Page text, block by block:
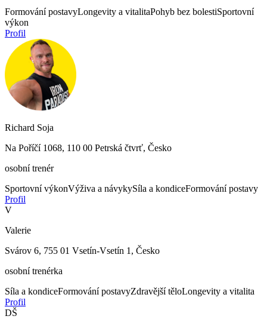
Formování postavyLongevity a vitalitaPohyb bez bolestiSportovní
výkon
Profil
Richard Soja
Na Poříčí 1068, 110 00 Petrská čtvrť, Česko
osobní trenér
Sportovní výkonVýživa a návykySíla a kondiceFormování postavy
Profil
V
Valerie
Svárov 6, 755 01 Vsetín-Vsetín 1, Česko
osobní trenérka
Síla a kondiceFormování postavyZdravější těloLongevity a vitalita
Profil
DŠ